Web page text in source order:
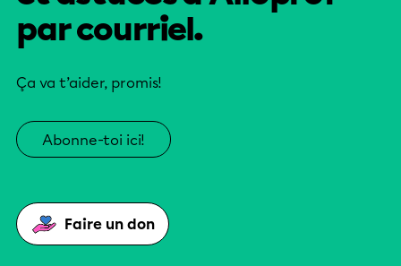
par courriel.
Ça va t’aider, promis!
Abonne-toi ici!
Faire un don